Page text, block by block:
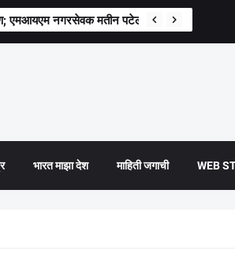
एमआयएम नगरसेवक मतीन पटेल यांना अटक
भारत माझा देश माहिती जगाची WEB